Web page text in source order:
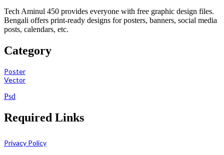
Tech Aminul 450 provides everyone with free graphic design files.
Bengali offers print-ready designs for posters, banners, social media
posts, calendars, etc.
Category
Poster
Vector
Psd
Required Links
Privacy Policy